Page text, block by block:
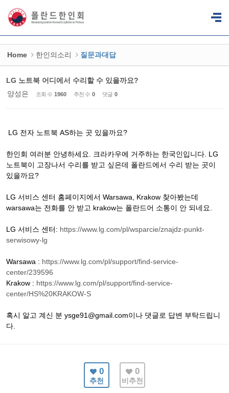
Home 한인의소리 질문과대답
LG 노트북 어디에서 수리할 수 있을까요?
양성은
조회 수 1960 추천 수 0 댓글 0
LG 전자 노트북 AS하는 곳 있을까요?
한인회 여러분 안녕하세요. 크라카우에 거주하는 한국인입니다. LG
노트북이 고장나서 수리를 받고 싶은데 폴란드에서 수리 받는 곳이
있을까요?
LG 서비스 센터 홈페이지에서 Warsawa, Krakow 찾아봤는데
warsawa는 전화를 안 받고 krakow는 폴란드어 소통이 안 되네요.
LG 서비스 센터: https://www.lg.com/pl/wsparcie/znajdz-punkt-
serwisowy-lg
Warsawa : https://www.lg.com/pl/support/find-service-
center/239596
Krakow : https://www.lg.com/pl/support/find-service-
center/HS%20KRAKOW-S
혹시 알고 계신 분 ysge91@gmail.com이나 댓글로 답변 부탁드립니
다.
0
추천
0
비추천